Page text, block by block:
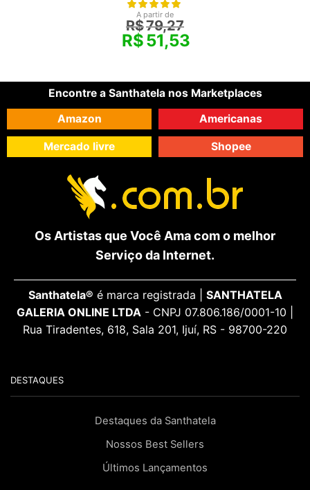
A partir de
R$79,27
R$51,53
Encontre a Santhatela nos Marketplaces
Amazon
Americanas
Mercado livre Shopee
Os Artistas que Você Ama com o melhor
Serviço da Internet.
Santhatela® é marca registrada | SANTHATELA
GALERIA ONLINE LTDA - CNPJ 07.806.186/0001-10 |
Rua Tiradentes, 618, Sala 201, Ijuí, RS - 98700-220
DESTAQUES
Destaques da Santhatela
Nossos Best Sellers
Últimos Lançamentos